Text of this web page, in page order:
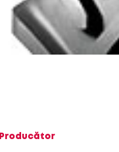
Producător